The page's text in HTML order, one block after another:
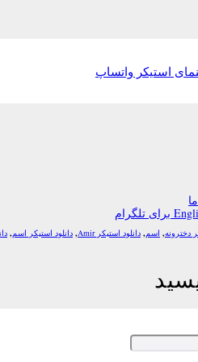
استیکر واتساپ
زبان تورکی آذربایجانی برای تلگرام
دخترونه, اسم, دانلود استیکر Amir , دانلود استیکر اسم,